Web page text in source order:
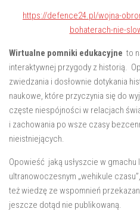
https://defence24.pl/wojna-
bohaterach-nie-
Wirtualne pomniki edukacyjne to
interaktywnej przygody z historią.
zwiedzania i dosłownie dotykania
naukowe, które przyczynia się do
częste niespójności w relacjach
i zachowania po wsze czasy
nieistniejących.
Opowieść jaką usłyszcie w gmachu
ultranowoczesnym „wehikule
też wiedzę ze wspomnień
jeszcze dotąd nie publikowaną.